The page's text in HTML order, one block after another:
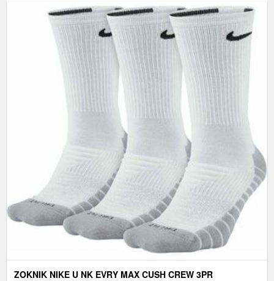
ZOKNIK NIKE U NK EVRY MAX CUSH CREW 3PR